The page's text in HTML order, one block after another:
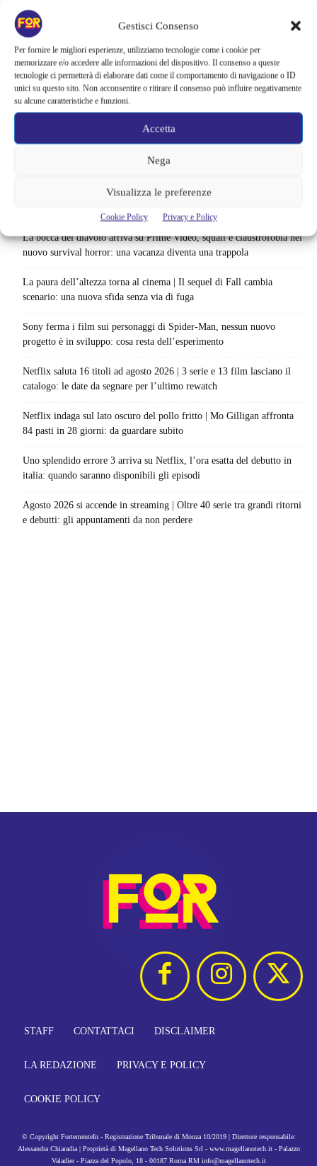
Gestisci Consenso
Per fornire le migliori esperienze, utilizziamo tecnologie come i cookie per
memorizzare e/o accedere alle informazioni del dispositivo. Il consenso a queste
tecnologie ci permetterà di elaborare dati come il comportamento di navigazione o ID
unici su questo sito. Non acconsentire o ritirare il consenso può influire negativamente
su alcune caratteristiche e funzioni.
Accetta
Nega
Visualizza le preferenze
Cookie Policy Privacy e Policy
La bocca del diavolo arriva su Prime Video, squali e claustrofobia nel
nuovo survival horror: una vacanza diventa una trappola
La paura dell’altezza torna al cinema | Il sequel di Fall cambia
scenario: una nuova sfida senza via di fuga
Sony ferma i film sui personaggi di Spider-Man, nessun nuovo
progetto è in sviluppo: cosa resta dell’esperimento
Netflix saluta 16 titoli ad agosto 2026 | 3 serie e 13 film lasciano il
catalogo: le date da segnare per l’ultimo rewatch
Netflix indaga sul lato oscuro del pollo fritto | Mo Gilligan affronta
84 pasti in 28 giorni: da guardare subito
Uno splendido errore 3 arriva su Netflix, l’ora esatta del debutto in
italia: quando saranno disponibili gli episodi
Agosto 2026 si accende in streaming | Oltre 40 serie tra grandi ritorni
e debutti: gli appuntamenti da non perdere
STAFF CONTATTACI DISCLAIMER
LA REDAZIONE PRIVACY E POLICY
COOKIE POLICY
© Copyright FortementeIn - Registrazione Tribunale di Monza 10/2019 | Direttore responsabile:
Alessandra Chiaradia | Proprietà di Magellano Tech Solutions Srl - www.magellanotech.it - Palazzo
Valadier - Piazza del Popolo, 18 - 00187 Roma RM info@magellanotech.it